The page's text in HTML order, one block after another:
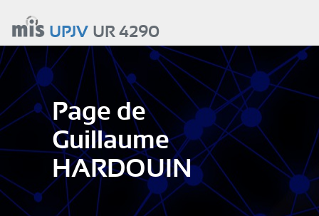
contenu
principal
UPJVUR 4290
Page de
Guillaume
HARDOUIN